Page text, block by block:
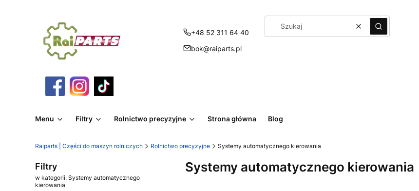
+48 52 311 64 40
bok@raiparts.pl
WyczyśćSzukaj
Menu Filtry Rolnictwo precyzyjne Strona główna Blog
Raiparts | Części do maszyn rolniczych Rolnictwo precyzyjne Systemy automatycznego kierowania
Filtry
w kategorii: Systemy automatycznego
kierowania
Systemy automatycznego kierowania